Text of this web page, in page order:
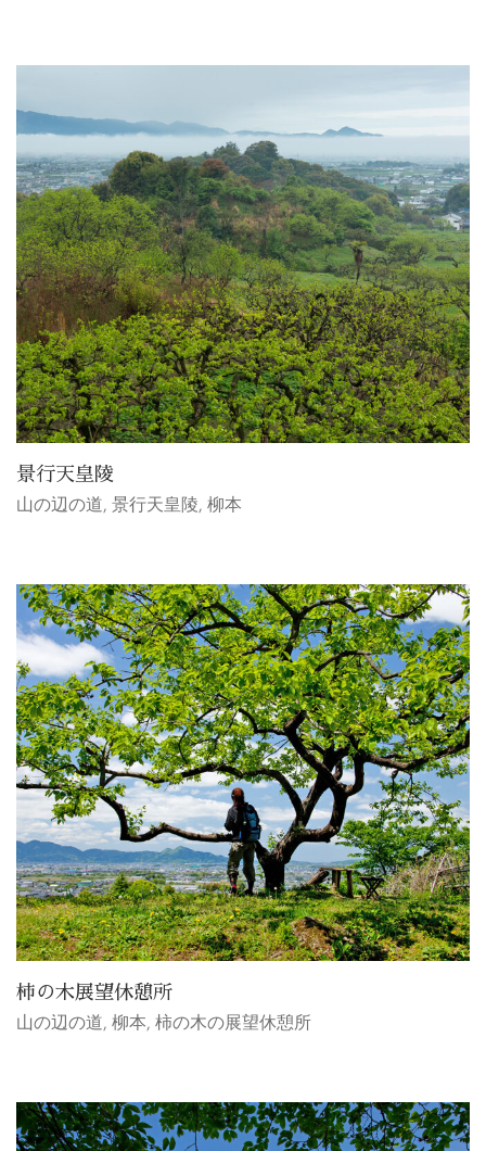
景行天皇陵
山の辺の道, 景行天皇陵, 柳本
柿の木展望休憩所
山の辺の道, 柳本, 柿の木の展望休憩所